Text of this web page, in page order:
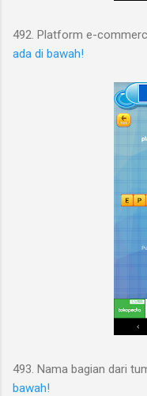
492. Platform e-
ada di bawah!
493. Nama bagian dari
bawah!